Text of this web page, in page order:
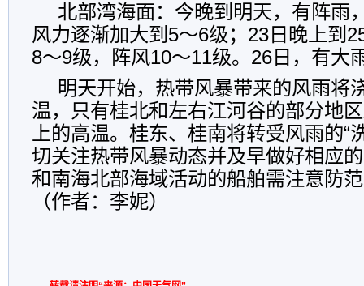
北部湾海面：今晚到明天，有阵雨
风力逐渐加大到5～6级；23日晚上到
8～9级，阵风10～11级。26日，有大
明天开始，热带风暴带来的风雨将
温，只有桂北和左右江河谷的部分地
上的高温。桂东、桂南将转受风雨的“
切关注热带风暴动态并及早做好相应
和南海北部海域活动的船舶需注意防
（作者：李妮）